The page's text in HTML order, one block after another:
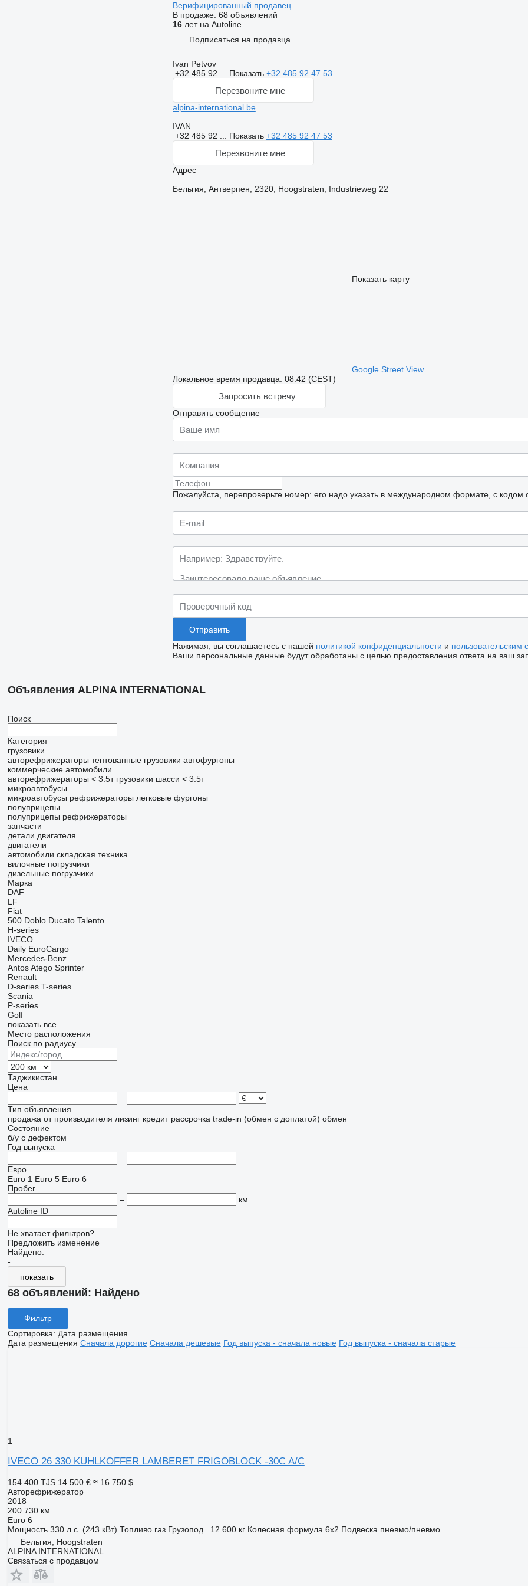
Верифицированный продавец
В продаже: 68 объявлений
16лет на Autoline
Подписаться на продавца
Ivan Petvov
+32 485 92 ... Показать +32 485 92 47 53
Перезвоните мне
alpina-international.be
IVAN
+32 485 92 ... Показать +32 485 92 47 53
Перезвоните мне
Адрес
Бельгия, Антверпен, 2320, Hoogstraten, Industrieweg 22
Показать карту
Google Street View
Локальное время продавца: 08:42 (CEST)
Запросить встречу
Отправить сообщение
Пожалуйста, перепроверьте номер: его надо указать в международном формате, с кодом
Нажимая, вы соглашаетесь с нашей политикой конфиденциальности и пользовательским
Ваши персональные данные будут обработаны с целью предоставления ответа на ваш
Объявления ALPINA INTERNATIONAL
Поиск
Категория
грузовики
авторефрижераторы тентованные грузовики автофургоны
коммерческие автомобили
авторефрижераторы < 3.5т грузовики шасси < 3.5т
микроавтобусы
микроавтобусы рефрижераторы легковые фургоны
полуприцепы
полуприцепы рефрижераторы
запчасти
детали двигателя
двигатели
автомобили складская техника
вилочные погрузчики
дизельные погрузчики
Марка
DAF
LF
Fiat
500 Doblo Ducato Talento
H-series
IVECO
Daily EuroCargo
Mercedes-Benz
Antos Atego Sprinter
Renault
D-series T-series
Scania
P-series
Golf
показать все
Место расположения
Поиск по радиусу
Таджикистан
Цена
–
Тип объявления
продажа от производителя лизинг кредит рассрочка trade-in (обмен с доплатой) обмен
Состояние
б/у с дефектом
Год выпуска
–
Евро
Euro 1 Euro 5 Euro 6
Пробег
–
км
Autoline ID
Не хватает фильтров?
Предложить изменение
Найдено:
-
показать
68 объявлений: Найдено
Фильтр
Сортировка: Дата размещения
Дата размещения Сначала дорогие Сначала дешевые Год выпуска - сначала новые Год выпуска - сначала старые
1
IVECO 26 330 KUHLKOFFER LAMBERET FRIGOBLOCK -30C A/C
154 400 TJS 14 500 € ≈ 16 750 $
Авторефрижератор
2018
200 730 км
Euro 6
Мощность 330 л.с. (243 кВт) Топливо газ Грузопод. 12 600 кг Колесная формула 6x2 Подвеска пневмо/пневмо
Бельгия, Hoogstraten
ALPINA INTERNATIONAL
Связаться с продавцом